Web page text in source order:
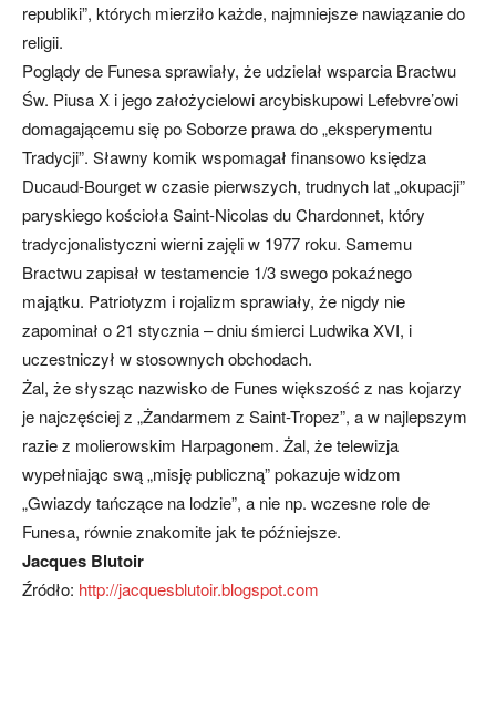
republiki”, których mierziło każde, najmniejsze nawiązanie do
religii.
Poglądy de Funesa sprawiały, że udzielał wsparcia Bractwu
Św. Piusa X i jego założycielowi arcybiskupowi Lefebvre’owi
domagającemu się po Soborze prawa do „eksperymentu
Tradycji”. Sławny komik wspomagał finansowo księdza
Ducaud-Bourget w czasie pierwszych, trudnych lat „okupacji”
paryskiego kościoła Saint-Nicolas du Chardonnet, który
tradycjonalistyczni wierni zajęli w 1977 roku. Samemu
Bractwu zapisał w testamencie 1/3 swego pokaźnego
majątku. Patriotyzm i rojalizm sprawiały, że nigdy nie
zapominał o 21 stycznia – dniu śmierci Ludwika XVI, i
uczestniczył w stosownych obchodach.
Żal, że słysząc nazwisko de Funes większość z nas kojarzy
je najczęściej z „Żandarmem z Saint-Tropez”, a w najlepszym
razie z molierowskim Harpagonem. Żal, że telewizja
wypełniając swą „misję publiczną” pokazuje widzom
„Gwiazdy tańczące na lodzie”, a nie np. wczesne role de
Funesa, równie znakomite jak te późniejsze.
Jacques Blutoir
Źródło: http://jacquesblutoir.blogspot.com